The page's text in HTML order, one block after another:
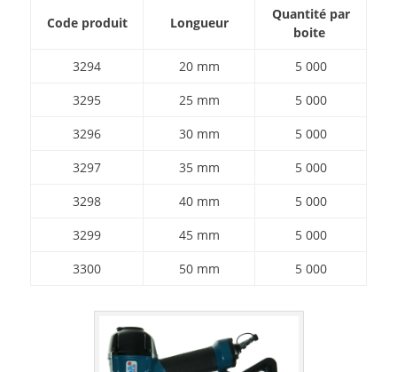
Code produit Longueur
Quantité par
boite
3294
20 mm
5 000
3295
25 mm
5 000
3296
30 mm
5 000
3297
35 mm
5 000
3298
40 mm
5 000
3299
45 mm
5 000
3300
50 mm 5 000